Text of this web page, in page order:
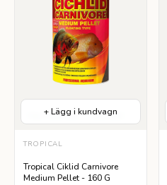
Hög Proteinhalt Lättsmält
+ Lägg i kundvagn
TROPICAL
Tropical Ciklid Carnivore
Medium Pellet - 160 G